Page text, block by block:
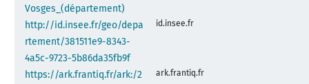
Vosges_(département)
http://id.insee.fr/geo/depa
rtement/381511e9-8343-
4a5c-9723-5b86da35fb9f
id.insee.fr
https://ark.frantiq.fr/ark:/2
ark.frantiq.fr